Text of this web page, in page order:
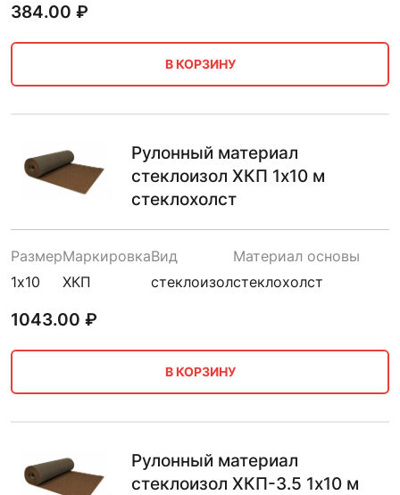
384.00 ₽
В КОРЗИНУ
Рулонный материал
стеклоизол ХКП 1х10 м
стеклохолст
Размер
1х10
Маркировка
ХКП
Вид
стеклоизол
Материал основы
стеклохолст
1043.00 ₽
В КОРЗИНУ
Рулонный материал
стеклоизол ХКП-3.5 1х10 м